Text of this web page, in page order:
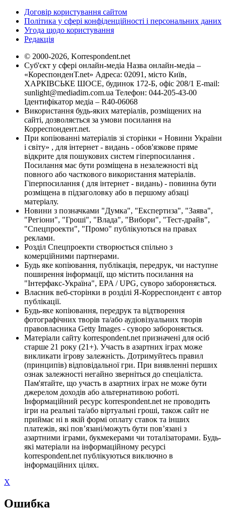
Договір користування сайтом
Політика у сфері конфіденційності і персональних даних
Угода щодо користування
Редакція
© 2000-2026, Korrespondent.net
Суб'єкт у сфері онлайн-медіа Назва онлайн-медіа –
«КореспонденТ.net» Адреса: 02091, місто Київ,
ХАРКІВСЬКЕ ШОСЕ, будинок 172-Б, офіс 208/1 E-mail:
sunlight@mediadim.com.ua Телефон: 044-205-43-00
Ідентифікатор медіа – R40-06068
Використання будь-яких матеріалів, розміщених на
сайті, дозволяється за умови посилання на
Корреспондент.net.
При копіюванні матеріалів зі сторінки « Новини України
і світу» , для інтернет - видань - обов'язкове пряме
відкрите для пошукових систем гіперпосилання .
Посилання має бути розміщена в незалежності від
повного або часткового використання матеріалів.
Гіперпосилання ( для інтернет - видань) - повинна бути
розміщена в підзаголовку або в першому абзаці
матеріалу.
Новини з позначками "Думка", "Експертиза", "Заява",
"Регіони", "Гроші", "Влада", "Вибори", "Тест-драйв",
"Спецпроекти", "Промо" публікуються на правах
реклами.
Розділ Спецпроекти створюється спільно з
комерційними партнерами.
Будь яке копіювання, публікація, передрук, чи наступне
поширення інформації, що містить посилання на
"Інтерфакс-Україна", EPA / UPG, суворо забороняється.
Власник веб-сторінки в розділі Я-Корреспондент є автор
публікації.
Будь-яке копіювання, передрук та відтворення
фотографічних творів та/або аудіовізуальних творів
правовласника Getty Images - суворо забороняється.
Матеріали сайту korrespondent.net призначені для осіб
старше 21 року (21+). Участь в азартних іграх може
викликати ігрову залежність. Дотримуйтесь правил
(принципів) відповідальної гри. При виявленні перших
ознак залежності негайно зверніться до спеціаліста.
Пам'ятайте, що участь в азартних іграх не може бути
джерелом доходів або альтернативою роботі.
Інформаційний ресурс korrespondent.net не проводить
ігри на реальні та/або віртуальні гроші, також сайт не
приймає ні в якій формі оплату ставок та інших
платежів, які пов’язані/можуть бути пов’язані з
азартними іграми, букмекерами чи тоталізаторами. Будь-
які матеріали на інформаційному ресурсі
korrespondent.net публікуються виключно в
інформаційних цілях.
X
Ошибка